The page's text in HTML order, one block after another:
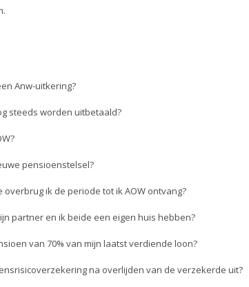
Anw-uitkering?
steeds worden uitbetaald?
pensioenstelsel?
overbrug ik de periode tot ik AOW ontvang?
partner en ik beide een eigen huis hebben?
van 70% van mijn laatst verdiende loon?
na overlijden van de verzekerde uit?